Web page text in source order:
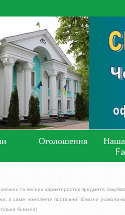
Оголошення
Наша
та якісних характеристик предмета
а саме: комплекти постільної білизни
білизна)